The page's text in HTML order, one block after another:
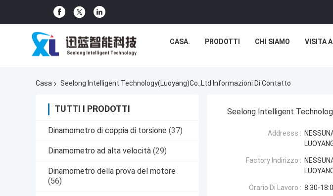
CASA. PRODOTTI CHI SIAMO VISITA
Casa Seelong Intelligent Technology(Luoyang)Co.,Ltd Informazioni Di Contatto
TUTTI I PRODOTTI
Dinamometro di coppia di torsione (37)
Dinamometro ad alta velocità (29)
Dinamometro della prova del motore
(56)
Seelong Intelligent
Addresss :
Factory Indirizzo :
Orario Di Lavoro : 8:30-